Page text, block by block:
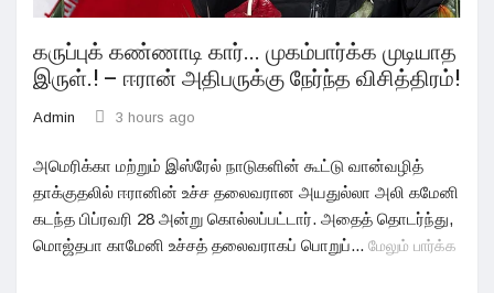
கருப்புக் கண்ணாடி கார்... முகம்பார்க்க முடியாத
இருள்.! – ஈரான் அதிபருக்கு நேர்ந்த விசித்திரம்!
Admin 3 hours ago
அமெரிக்கா மற்றும் இஸ்ரேல் நாடுகளின் கூட்டு வான்வழித்
தாக்குதலில் ஈரானின் உச்ச தலைவரான அயதுல்லா அலி கமேனி
கடந்த பிப்ரவரி 28 அன்று கொல்லப்பட்டார். அதைத் தொடர்ந்து,
மொஜ்தபா காமேனி உச்சத் தலைவராகப் பொறுப்... மேலும் பார்க்க